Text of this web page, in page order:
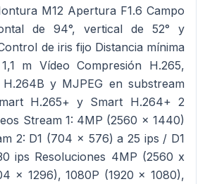
M12 Apertura F1.6 Campo
de 94°, vertical de 52° y
de iris fijo Distancia mínima
m Vídeo Compresión H.265,
y MJPEG en substream
H.265+ y Smart H.264+ 2
Stream 1: 4MP (2560 x 1440)
2: D1 (704 x 576) a 25 ips / D1
ips Resoluciones 4MP (2560 x
x 1296), 1080P (1920 x 1080),